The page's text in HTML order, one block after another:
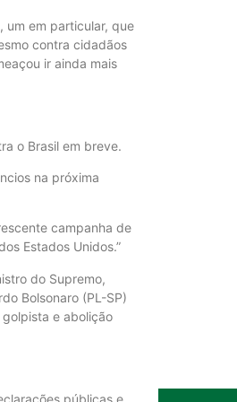
um em particular, que
contra cidadãos
ir ainda mais
o Brasil em breve.
na próxima
campanha de
Estados Unidos.”
do Supremo,
Bolsonaro (PL-SP)
e abolição
públicas e